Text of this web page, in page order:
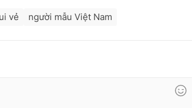
vẻ người mẫu Việt Nam